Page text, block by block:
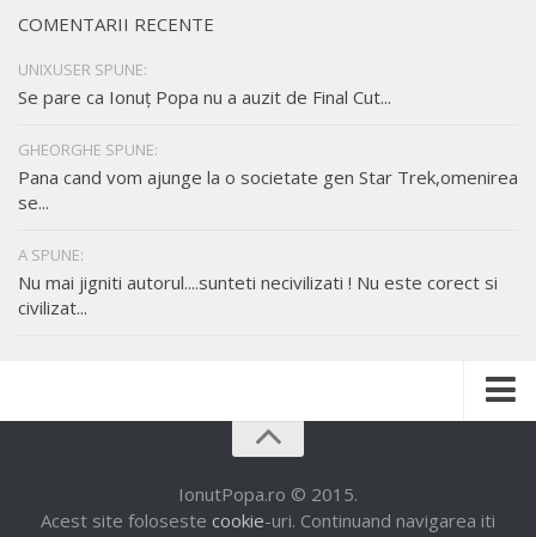
COMENTARII RECENTE
UNIXUSER SPUNE:
Se pare ca Ionuț Popa nu a auzit de Final Cut...
GHEORGHE SPUNE:
Pana cand vom ajunge la o societate gen Star Trek,omenirea
se...
A SPUNE:
Nu mai jigniti autorul....sunteti necivilizati ! Nu este corect si
civilizat...
IonutPopa.ro © 2015.
Acest site foloseste cookie-uri. Continuand navigarea iti